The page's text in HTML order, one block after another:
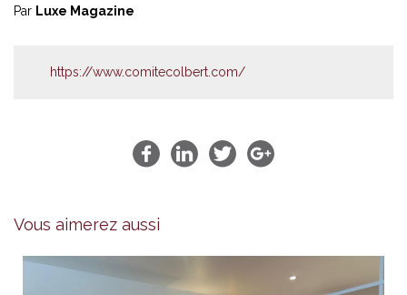
Par Luxe Magazine
https://www.comitecolbert.com/
Vous aimerez aussi